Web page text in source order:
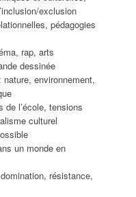
exclusion
pédagogies
rap, arts
dessinée
environnement,
l’école, tensions
culturel
un monde en
résistance,